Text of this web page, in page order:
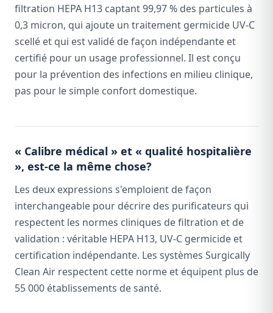
filtration HEPA H13 captant 99,97 % des particules à
0,3 micron, qui ajoute un traitement germicide UV-C
scellé et qui est validé de façon indépendante et
certifié pour un usage professionnel. Il est conçu
pour la prévention des infections en milieu clinique,
pas pour le simple confort domestique.
« Calibre médical » et « qualité hospitalière
», est-ce la même chose?
Les deux expressions s'emploient de façon
interchangeable pour décrire des purificateurs qui
respectent les normes cliniques de filtration et de
validation : véritable HEPA H13, UV-C germicide et
certification indépendante. Les systèmes Surgically
Clean Air respectent cette norme et équipent plus de
55 000 établissements de santé.